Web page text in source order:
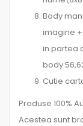
Body
imagine
in partea
Cutie
Produse 100%
Acestea sunt